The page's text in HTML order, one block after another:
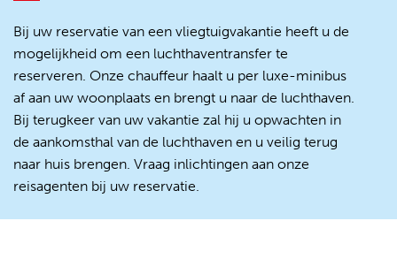
Bij uw reservatie van een vliegtuigvakantie heeft u de
mogelijkheid om een luchthaventransfer te
reserveren. Onze chauffeur haalt u per luxe-minibus
af aan uw woonplaats en brengt u naar de luchthaven.
Bij terugkeer van uw vakantie zal hij u opwachten in
de aankomsthal van de luchthaven en u veilig terug
naar huis brengen. Vraag inlichtingen aan onze
reisagenten bij uw reservatie.